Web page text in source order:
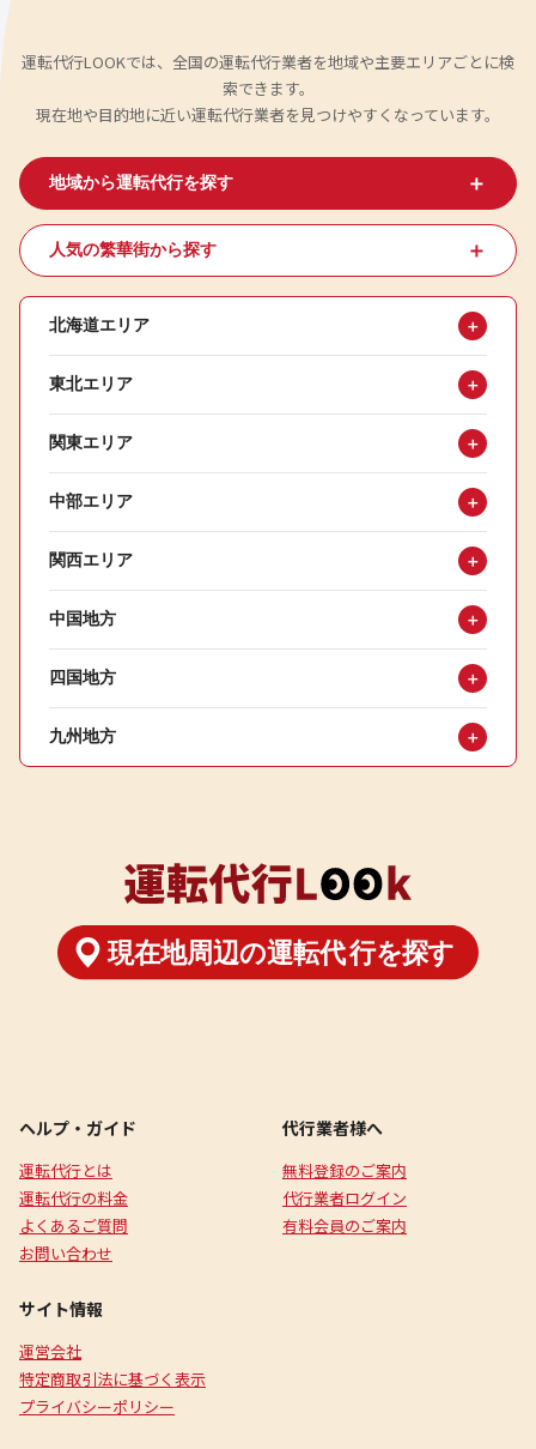
運転代行LOOKでは、全国の運転代行業者を地域や主要エリアごとに検
索できます。
現在地や目的地に近い運転代行業者を見つけやすくなっています。
地域から運転代行を探す ＋
人気の繁華街から探す ＋
北海道エリア ＋
東北エリア ＋
関東エリア ＋
中部エリア ＋
関西エリア ＋
中国地方 ＋
四国地方 ＋
九州地方 ＋
ヘルプ・ガイド
運転代行とは
運転代行の料金
よくあるご質問
お問い合わせ
代行業者様へ
無料登録のご案内
代行業者ログイン
有料会員のご案内
サイト情報
運営会社
特定商取引法に基づく表示
プライバシーポリシー